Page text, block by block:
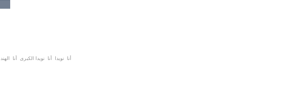
أنا كل الحقوق محفوظة أنا الموقع بواسطة Numobel أنا نويدا أنا نويدا الكبرى أنا الهند